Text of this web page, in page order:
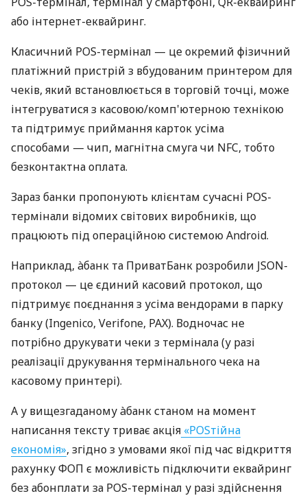
або інтернет-еквайринг.
Класичний POS-термінал — це окремий фізичний
платіжний пристрій з вбудованим принтером для
чеків, який встановлюється в торговій точці, може
інтегруватися з касовою/комп'ютерною технікою
та підтримує приймання карток усіма
способами — чип, магнітна смуга чи NFC, тобто
безконтактна оплата.
Зараз банки пропонують клієнтам сучасні POS-
термінали відомих світових виробників, що
працюють під операційною системою Android.
Наприклад, àбанк та ПриватБанк розробили JSON-
протокол — це єдиний касовий протокол, що
підтримує поєднання з усіма вендорами в парку
банку (Ingenico, Verifone, PAX). Водночас не
потрібно друкувати чеки з термінала (у разі
реалізації друкування термінального чека на
касовому принтері).
А у вищезгаданому àбанк станом на момент
написання тексту триває акція «POSтійна
економія», згідно з умовами якої під час відкриття
рахунку ФОП є можливість підключити еквайринг
без абонплати за POS-термінал у разі здійснення